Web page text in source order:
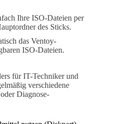
Ihre ISO-Dateien per
des Sticks.
das Ventoy-
ISO-Dateien.
für IT-Techniker und
verschiedene
Diagnose-